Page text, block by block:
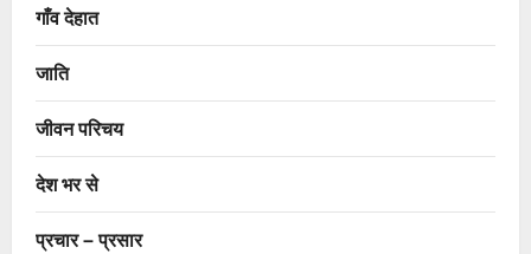
गाँव देहात
जाति
जीवन परिचय
देश भर से
प्रचार – प्रसार